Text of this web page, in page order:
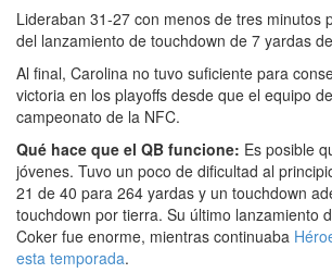
Lideraban 31-27 con menos de tres minutos
del lanzamiento de touchdown de 7 yardas
Al final, Carolina no tuvo suficiente para
victoria en los playoffs desde que el equipo
campeonato de la NFC.
Qué hace que el QB funcione: Es posible
jóvenes. Tuvo un poco de dificultad al
21 de 40 para 264 yardas y un touchdown
touchdown por tierra. Su último lanzamiento
Coker fue enorme, mientras continuaba
esta temporada.